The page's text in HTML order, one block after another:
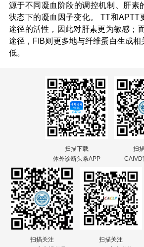
源于不同凝血阶段的调控机制、肝素
状态下的凝血因子变化。 TT和APTT
途径的活性，因此对肝素更为敏感；
途径，FIB则更多地与纤维蛋白生成相
低。
扫描下载
体外诊断头条APP
扫
CAIVD
扫描关注
扫描关注